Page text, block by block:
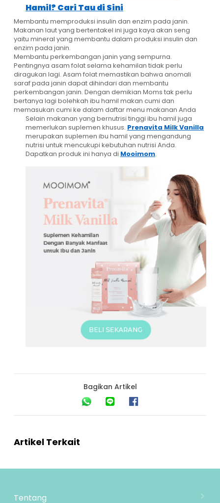
Hamil? Cari Tau di Sini
Membantu memproduksi insulin dan enzim pada janin.
Makanan laut yang bertentakel ini juga kaya akan seng
yaitu mineral yang membantu dalam produksi insulin dan
enzim pada janin.
Membantu perkembangan janin yang sempurna.
Pentingnya asam folat selama kehamilan tidak perlu
diragukan lagi. Asam folat memastikan bahwa anomali
saraf pada janin dapat dihindari dan membantu
perkembangan janin. Dengan demikian Moms tak perlu
bertanya lagi bolehkah ibu hamil makan cumi dan
memasukan cumi ke dalam daftar menu makanan Anda
Selain makanan yang bernutrisi tinggi ibu hamil juga
memerlukan suplemen khusus. Prenavita Milk Vanilla
merupakan suplemen ibu hamil yang mengandung
nutrisi untuk mencukupi kebutuhan nutrisi Anda.
Dapatkan produk ini hanya di Mooimom.
Bagikan Artikel
Artikel Terkait
Tentang